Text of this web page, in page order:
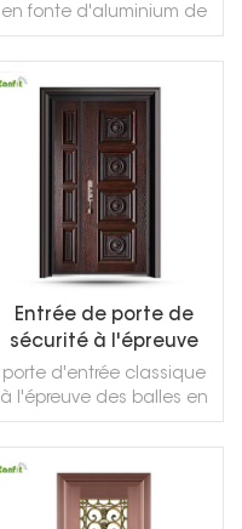
personnalisées
en fonte d'aluminium de
conception de luxe
discrète résidentielle
LIRE LA SUITE
Entrée de porte de
sécurité à l'épreuve
des balles en fonte
d'aluminium classique
porte d'entrée classique
à l'épreuve des balles en
fonte d'aluminium pour
villa
LIRE LA SUITE